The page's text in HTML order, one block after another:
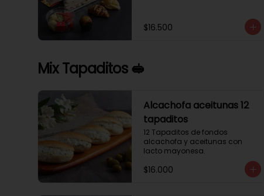
1 mini muffin
1 sobre de té y café
$16.500
Mix Tapaditos 🥪
Alcachofa aceitunas 12
tapaditos
12 Tapaditos de fondos
alcachofa y aceitunas con
lacto mayonesa.
$16.000